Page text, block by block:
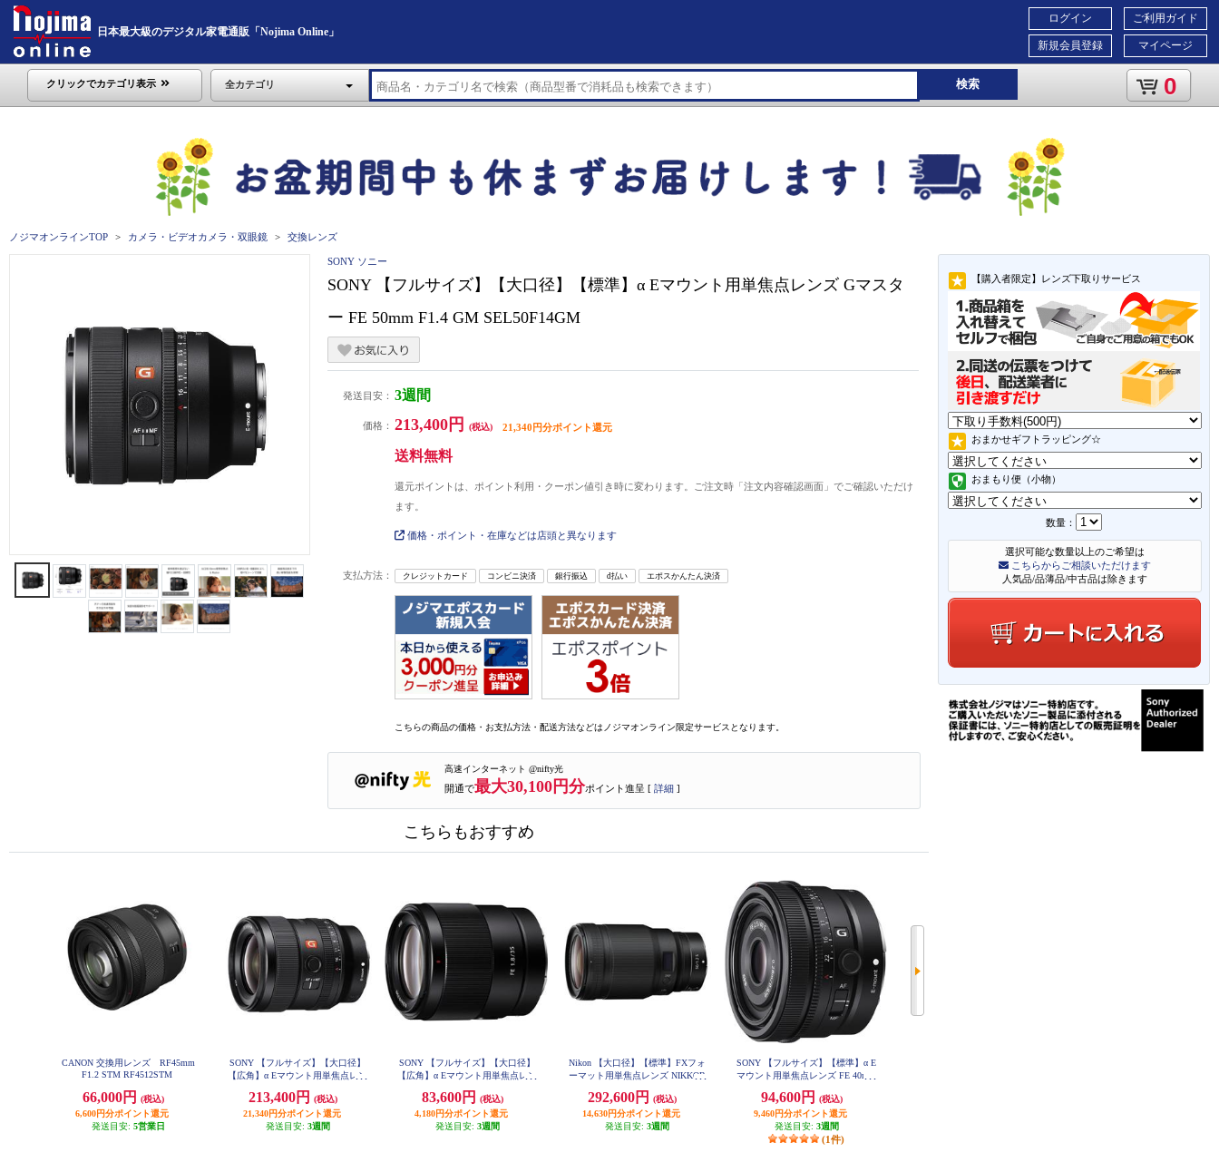
日本最大級のデジタル家電通販「Nojima Online」
ご利用ガイド
マイページ
ログイン
新規会員登録
クリックでカテゴリ表示 全カテゴリ 検索 0
ノジマオンラインTOP カメラ・ビデオカメラ・双眼鏡 交換レンズ
【購入者限定】レンズ下取りサービス
おまかせギフトラッピング☆
おまもり便（小物）
数量：
選択可能な数量以上のご希望は
こちらからご相談いただけます
人気品/品薄品/中古品は除きます
SONY ソニー
SONY 【フルサイズ】【大口径】【標準】α Eマウント用単焦点レンズ Gマスタ
ー FE 50mm F1.4 GM SEL50F14GM
発送目安： 3週間
価格： 213,400円 (税込) 21,340円分ポイント還元
送料無料
還元ポイントは、ポイント利用・クーポン値引き時に変わります。ご注文時「注文内容確認画面」でご確認いただけ
ます。
価格・ポイント・在庫などは店頭と異なります
支払方法： クレジットカード コンビニ決済 銀行振込 d払い エポスかんたん決済
こちらの商品の価格・お支払方法・配送方法などはノジマオンライン限定サービスとなります。
高速インターネット @nifty光
開通で最大30,100円分ポイント進呈 [ 詳細 ]
こちらもおすすめ
CANON 交換用レンズ RF45mm
F1.2 STM RF4512STM
66,000円
(税込)
6,600円分ポイント還元
発送目安: 5営業日
SONY 【フルサイズ】【大口径】
【広角】α Eマウント用単焦点レン
EL24F14GM
213,400円
(税込)
21,340円分ポイント還元
発送目安: 3週間
SONY 【フルサイズ】【大口径】
【広角】α Eマウント用単焦点レン
83,600円
(税込)
4,180円分ポイント還元
発送目安: 3週間
Nikon 【大口径】【標準】FXフォ
ーマット用単焦点レンズ NIKKOR
292,600円
(税込)
14,630円分ポイント還元
発送目安: 3週間
SONY 【フルサイズ】【標準】α E
マウント用単焦点レンズ FE 40mm
94,600円
(税込)
9,460円分ポイント還元
発送目安: 3週間
(1件)